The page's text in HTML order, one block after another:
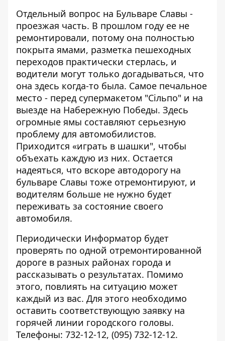
Отдельный вопрос на Бульваре Славы -
проезжая часть. В прошлом году ее не
ремонтировали, потому она полностью
покрыта ямами, разметка пешеходных
переходов практически стерлась, и
водители могут только догадываться, что
она здесь когда-то была. Самое печальное
место - перед супермакетом "Сільпо" и на
выезде на Набережную Победы. Здесь
огромные ямы составляют серьезную
проблему для автомобилистов.
Приходится «играть в шашки", чтобы
объехать каждую из них. Остается
надеяться, что вскоре автодорогу на
бульваре Славы тоже отремонтируют, и
водителям больше не нужно будет
переживать за состояние своего
автомобиля.
Периодически Информатор будет
проверять по одной отремонтированной
дороге в разных районах города и
рассказывать о результатах. Помимо
этого, повлиять на ситуацию может
каждый из вас. Для этого необходимо
оставить соответствующую заявку на
горячей линии городского головы.
Телефоны: 732-12-12, (095) 732-12-12.